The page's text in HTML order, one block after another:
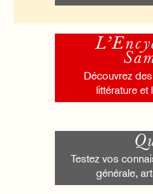
Découvrez
littérature et
Testez vos
générale,